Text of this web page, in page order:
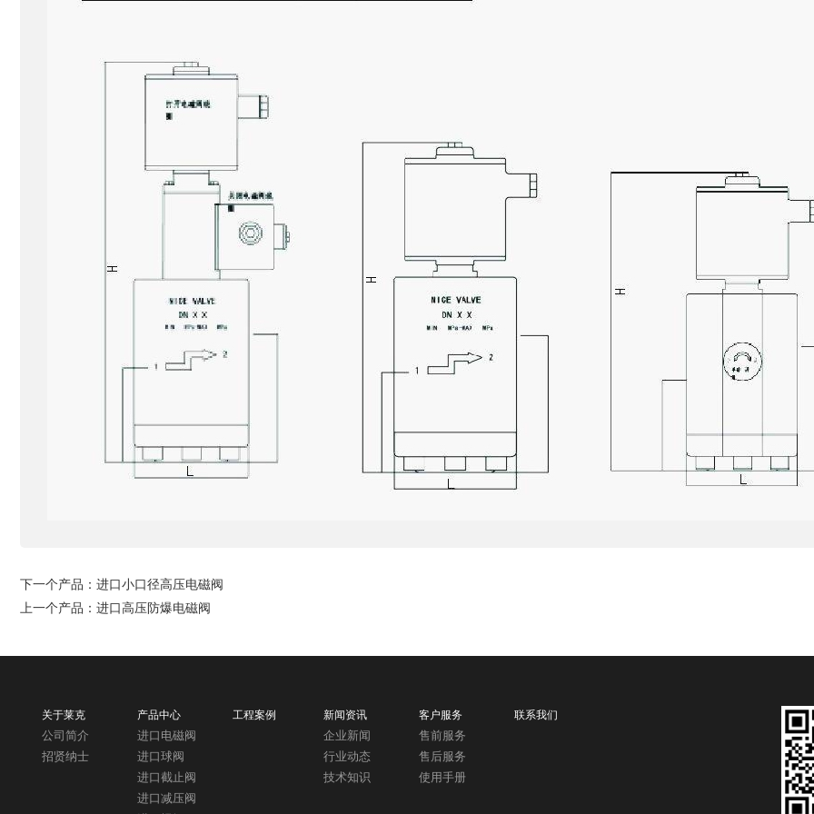
下一个产品： 进口小口径高压电磁阀
上一个产品： 进口高压防爆电磁阀
关于莱克
公司简介
招贤纳士
产品中心
进口电磁阀
进口球阀
进口截止阀
进口减压阀
工程案例 新闻资讯
企业新闻
行业动态
技术知识
客户服务
售前服务
售后服务
使用手册
联系我们